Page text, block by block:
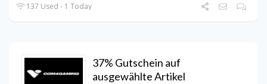
137 Used - 1 Today
37% Gutschein auf
ausgewählte Artikel